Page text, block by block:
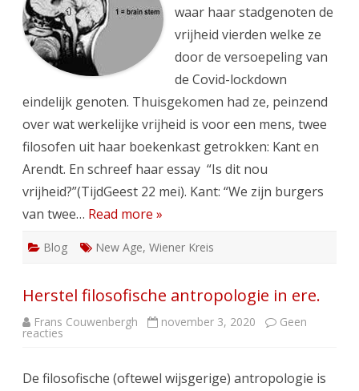
waar haar stadgenoten de
vrijheid vierden welke ze
door de versoepeling van
de Covid-lockdown
eindelijk genoten. Thuisgekomen had ze, peinzend
over wat werkelijke vrijheid is voor een mens, twee
filosofen uit haar boekenkast getrokken: Kant en
Arendt. En schreef haar essay “Is dit nou
vrijheid?”(TijdGeest 22 mei). Kant: “We zijn burgers
van twee… Read more »
Blog New Age, Wiener Kreis
Herstel filosofische antropologie in ere.
Frans Couwenbergh november 3, 2020 Geen
reacties
in
De filosofische (oftewel wijsgerige) antropologie is